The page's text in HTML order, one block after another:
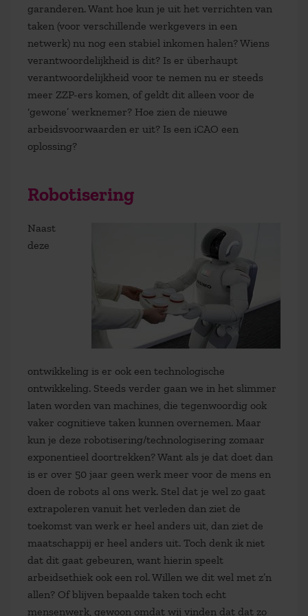
garanderen. Want hoe kun je uit het verrichten van
taken (voor verschillende werkgevers in een
netwerk) nu nog een stabiel inkomen halen? Wiens
verantwoordelijkheid is dit? Is er überhaupt
verantwoordelijkheid voor te nemen nu er steeds
meer ZZP-ers komen, of geldt dit alleen voor de
‘gewone’ werknemer? Hoe zien de nieuwe
arbeidsvoorwaarden er uit? Is een iCAO een
oplossing?
Robotisering
Naast
deze
ontwikkeling is er ook een technologische
ontwikkeling. Steeds verder gaan we in het slimmer
laten worden van machines, die tegenwoordig ook
vaker cognitieve taken kunnen overnemen. Maar
kun je deze robotisering/technologisering zomaar
exponentieel doortrekken? Want als je dat doet dan
is er over 50 jaar geen werk meer voor de mens en
doen de robots al ons werk. Stel dat je wel zo gaat
extrapoleren vanuit het verleden dan ziet de
toekomst van werk er heel anders uit, dan ziet de
maatschappij er heel anders uit. Toch denk ik niet
dat dit gaat gebeuren, want hierin speelt
arbeidsethiek ook een rol. Willen we dit wel met z’n
allen? Of blijven bepaalde taken toch echt
mensenwerk, gewoon omdat wij vinden dat dat zo